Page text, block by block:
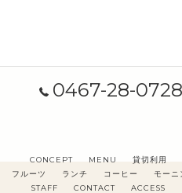
0467-28-0728
CONCEPT MENU 貸切利用
フルーツ
ランチ コーヒー モーニ
STAFF
CONTACT ACCESS